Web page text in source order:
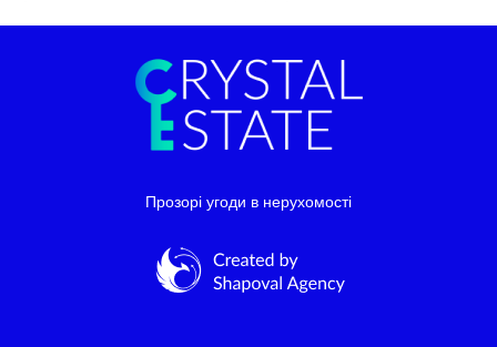
Прозорі угоди в нерухомості